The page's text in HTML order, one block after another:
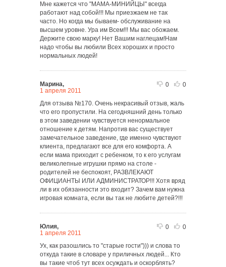
Мне кажется что "МАМА-МИНИЙЦЫ" всегда
работают над собой!!! Мы приезжаем не так
часто. Но когда мы бываем- обслуживание на
высшем уровне. Ура им Всем!!! Мы вас обожаем.
Держите свою марку! Нет Вашим наглецам!Нам
надо чтобы вы любили Всех хороших и просто
нормальных людей!
0 0
Марина,
1 апреля 2011
Для отзыва №170. Очень некрасивый отзыв, жаль
что его пропустили. На сегодняшний день только
в этом заведении чувствуется ненормальное
отношение к детям. Напротив вас существует
замечательное заведение, где именно чувствуют
клиента, предлагают все для его комфорта. А
если мама приходит с ребенком, то к его услугам
великолепные игрушки прямо на столе -
родителей не беспокоят, РАЗВЛЕКАЮТ
ОФИЦИАНТЫ ИЛИ АДМИНИСТРАТОР!!! Хотя вряд
ли в их обязанности это входит? Зачем вам нужна
игровая комната, если вы так не любите детей?!!!
0 0
Юлия,
1 апреля 2011
Ух, как разошлись то "старые гости"))) и слова то
откуда такие в словаре у приличных людей... Кто
вы такие чтоб тут всех осуждать и оскорблять?